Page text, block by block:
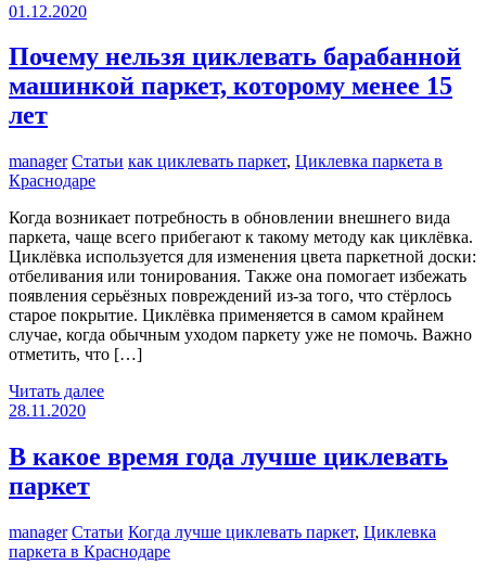
01.12.2020
Почему нельзя циклевать барабанной
машинкой паркет, которому менее 15
лет
manager Статьи как циклевать паркет, Циклевка паркета в
Краснодаре
Когда возникает потребность в обновлении внешнего вида
паркета, чаще всего прибегают к такому методу как циклёвка.
Циклёвка используется для изменения цвета паркетной доски:
отбеливания или тонирования. Также она помогает избежать
появления серьёзных повреждений из-за того, что стёрлось
старое покрытие. Циклёвка применяется в самом крайнем
случае, когда обычным уходом паркету уже не помочь. Важно
отметить, что […]
Читать далее
28.11.2020
В какое время года лучше циклевать
паркет
manager Статьи Когда лучше циклевать паркет, Циклевка
паркета в Краснодаре